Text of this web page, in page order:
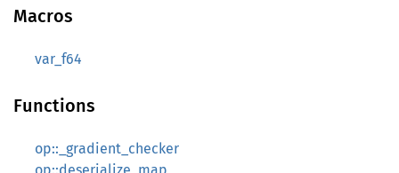
Macros
var_f64
Functions
op::_gradient_checker